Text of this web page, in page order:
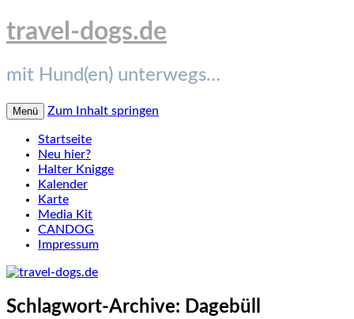
travel-dogs.de
mit Hund(en) unterwegs…
Menü Zum Inhalt springen
Startseite
Neu hier?
Halter Knigge
Kalender
Karte
Media Kit
CANDOG
Impressum
Schlagwort-Archive: Dagebüll